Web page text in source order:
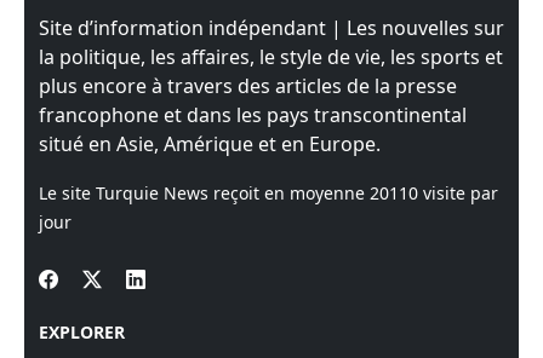
Site d’information indépendant | Les nouvelles sur
la politique, les affaires, le style de vie, les sports et
plus encore à travers des articles de la presse
francophone et dans les pays transcontinental
situé en Asie, Amérique et en Europe.
Le site Turquie News reçoit en moyenne 20110 visite par
jour
EXPLORER